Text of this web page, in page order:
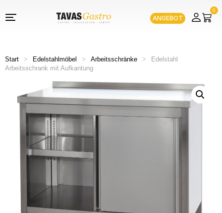
ANGEBOT
0
Start > Edelstahlmöbel > Arbeitsschränke >
Edelstahl
Arbeitsschrank mit Aufkantung